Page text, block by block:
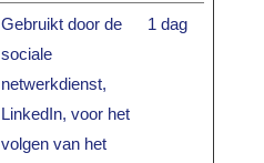
Gebruikt door de
sociale
netwerkdienst,
LinkedIn, voor het
volgen van het
1 dag